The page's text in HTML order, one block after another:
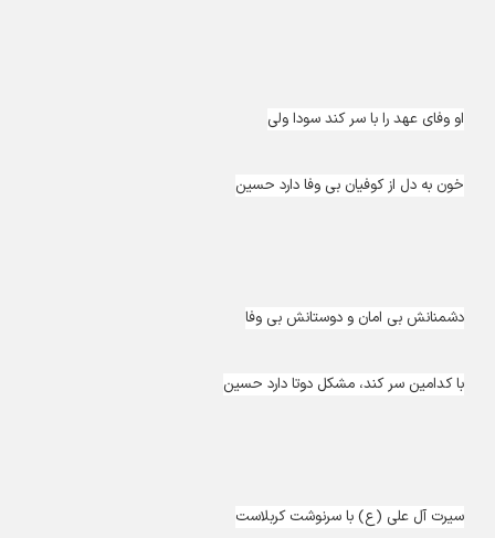
او وفای عهد را با سر کند سودا ولی
خون به دل از کوفیان بی وفا دارد حسین
دشمنانش بی امان و دوستانش بی وفا
با کدامین سر کند، مشکل دوتا دارد حسین
سیرت آل علی (ع) با سرنوشت کربلاست